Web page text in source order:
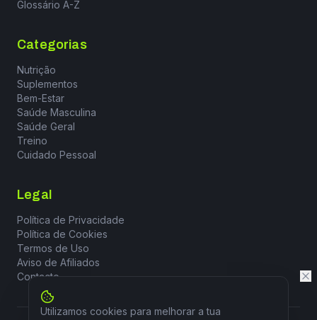
Glossário A-Z
Categorias
Nutrição
Suplementos
Bem-Estar
Saúde Masculina
Saúde Geral
Treino
Cuidado Pessoal
Legal
Política de Privacidade
Política de Cookies
Termos de Uso
Aviso de Afiliados
Contacto
Utilizamos cookies para melhorar a tua